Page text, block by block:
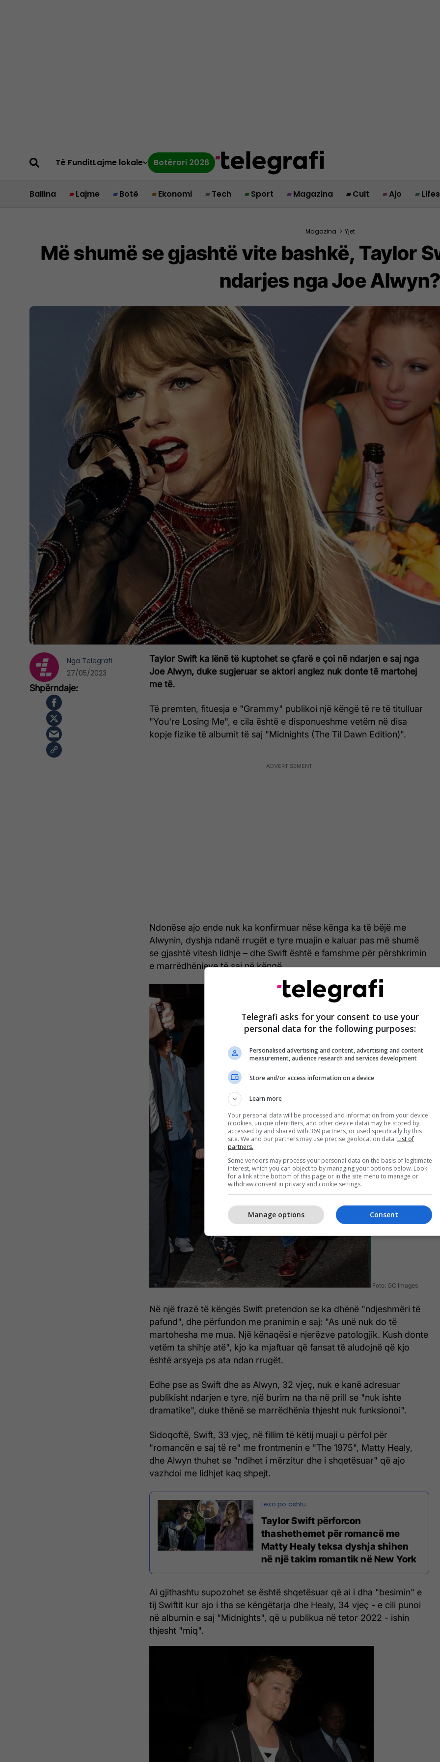
Të FunditLajme lokale Botërori 2026
Ballina Lajme Botë Ekonomi Tech Sport Magazina Cult Ajo
Magazina > Yjet
Më shumë se gjashtë vite bashkë, Taylor
ndarjes nga Joe Alwyn?
Taylor Swift ka lënë të kuptohet se çfarë e çoi në ndarjen e saj nga
Joe Alwyn, duke sugjeruar se aktori anglez nuk donte të martohej
me të.
Të premten, fituesja e "Grammy" publikoi një këngë të re të titulluar
"You're Losing Me", e cila është e disponueshme vetëm në disa
kopje fizike të albumit të saj "Midnights (The Til Dawn Edition)".
Ndonëse ajo ende nuk ka konfirmuar nëse kënga ka të bëjë me
Alwynin, dyshja ndanë rrugët e tyre muajin e kaluar pas më shumë
se gjashtë vitesh lidhje – dhe Swift është e famshme për përshkrimin
e marrëdhënieve të saj në këngë.
Foto: GC Images
Në një frazë të këngës Swift pretendon se ka dhënë "ndjeshmëri të
pafund", dhe përfundon me pranimin e saj: "As unë nuk do të
martohesha me mua. Një kënaqësi e njerëzve patologjik. Kush donte
vetëm ta shihje atë", kjo ka mjaftuar që fansat të aludojnë që kjo
është arsyeja ps ata ndan rrugët.
Edhe pse as Swift dhe as Alwyn, 32 vjeç, nuk e kanë adresuar
publikisht ndarjen e tyre, një burim na tha në prill se "nuk ishte
dramatike", duke thënë se marrëdhënia thjesht nuk funksionoi".
Sidoqoftë, Swift, 33 vjeç, në fillim të këtij muaji u përfol për
"romancën e saj të re" me frontmenin e "The 1975", Matty Healy,
dhe Alwyn thuhet se "ndihet i mërzitur dhe i shqetësuar" që ajo
vazhdoi me lidhjet kaq shpejt.
Taylor Swift përforcon
thashethemet për romancë me
Matty Healy teksa dyshja shihen
në një takim romantik në New York
Ai gjithashtu supozohet se është shqetësuar që ai i dha "besimin" e
tij Swiftit kur ajo i tha se këngëtarja dhe Healy, 34 vjeç - e cili punoi
në albumin e saj "Midnights", që u publikua në tetor 2022 - ishin
thjesht "miq".
Nga Telegrafi
27/05/2023
Telegrafi asks for your consent to use your
personal data for the following purposes:
Personalised advertising and content, advertising and content
measurement, audience research and services development
Store and/or access information on a device
Learn more
Your personal data will be processed and information from your device
(cookies, unique identifiers, and other device data) may be stored by,
accessed by and shared with 369 partners, or used specifically by this
site. We and our partners may use precise geolocation data. List of
partners.
Some vendors may process your personal data on the basis of legitimate
interest, which you can object to by managing your options below. Look
for a link at the bottom of this page or in the site menu to manage or
withdraw consent in privacy and cookie settings.
Consent
Manage options